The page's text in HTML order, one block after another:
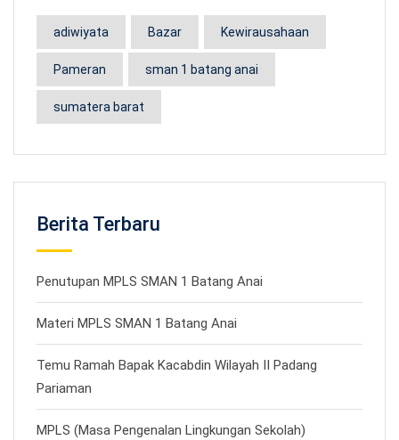
adiwiyata Bazar Kewirausahaan
Pameran sman 1 batang anai
sumatera barat
Berita Terbaru
Penutupan MPLS SMAN 1 Batang Anai
Materi MPLS SMAN 1 Batang Anai
Temu Ramah Bapak Kacabdin Wilayah II Padang
Pariaman
MPLS (Masa Pengenalan Lingkungan Sekolah)